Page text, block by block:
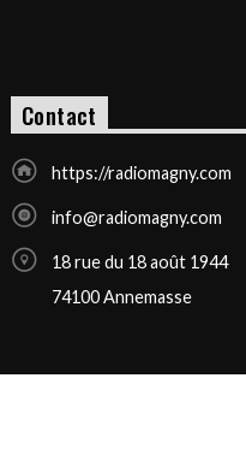
Contact
https://radiomagny.com
info@radiomagny.com
18 rue du 18 août 1944
74100 Annemasse